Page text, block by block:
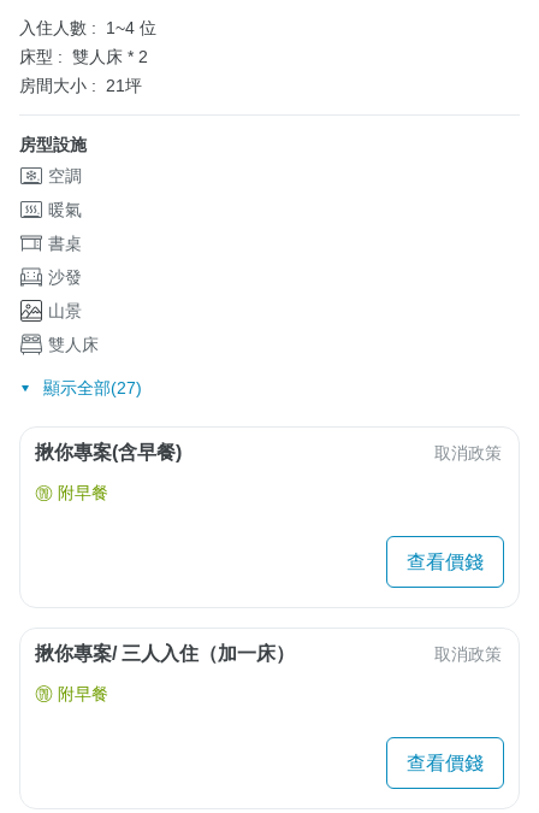
入住人數 :
1~4 位
床型 : 雙人床 * 2
房間大小 :
21坪
房型設施
空調
暖氣
書桌
沙發
山景
雙人床
顯示全部(27)
揪你專案(含早餐) 取消政策
附早餐
查看價錢
揪你專案/ 三人入住（加一床） 取消政策
附早餐
查看價錢